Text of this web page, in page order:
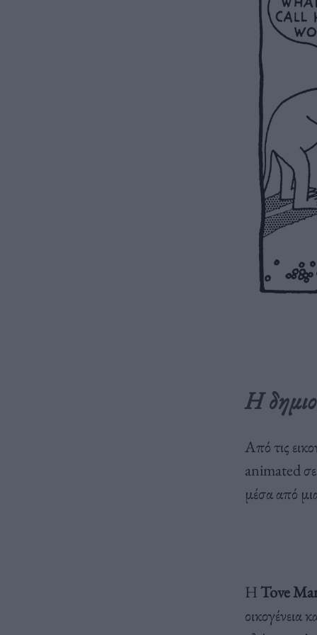
Η
Από τις
animated
μέσα από
Η Tove
οικογένεια